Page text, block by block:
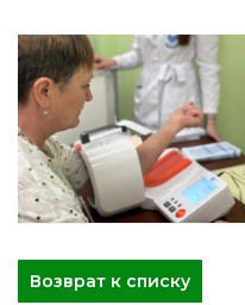
Возврат к списку